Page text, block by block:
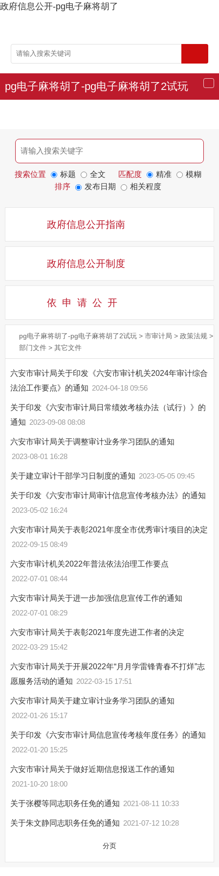
政府信息公开-pg电子麻将胡了
导
航
pg电子麻将胡了-pg电子麻将胡了2试玩
搜索位置 标题 全文 匹配度 精准
模糊
排序
发布日期 相关程度
政府信息公开指南
政府信息公开制度
依申请公 开
pg电子麻将胡了-pg电子麻将胡了2试玩 > 市审计局 > 政策法规 >
部门文件 > 其它文件
六安市审计局关于印发《六安市审计机关2024年审计综合
法治工作要点》的通知 2024-04-18 09:56
关于印发《六安市审计局日常绩效考核办法（试行）》的
通知 2023-09-08 08:08
六安市审计局关于调整审计业务学习团队的通知
2023-08-01 16:28
关于建立审计干部学习日制度的通知 2023-05-05 09:45
关于印发《六安市审计局审计信息宣传考核办法》的通知
2023-05-02 16:24
六安市审计局关于表彰2021年度全市优秀审计项目的决定
2022-09-15 08:49
六安市审计机关2022年普法依法治理工作要点
2022-07-01 08:44
六安市审计局关于进一步加强信息宣传工作的通知
2022-07-01 08:29
六安市审计局关于表彰2021年度先进工作者的决定
2022-03-29 15:42
六安市审计局关于开展2022年“月月学雷锋青春不打烊”志
愿服务活动的通知 2022-03-15 17:51
六安市审计局关于建立审计业务学习团队的通知
2022-01-26 15:17
关于印发《六安市审计局信息宣传考核年度任务》的通知
2022-01-20 15:25
六安市审计局关于做好近期信息报送工作的通知
2021-10-20 18:00
关于张樱等同志职务任免的通知 2021-08-11 10:33
关于朱文静同志职务任免的通知 2021-07-12 10:28
分页